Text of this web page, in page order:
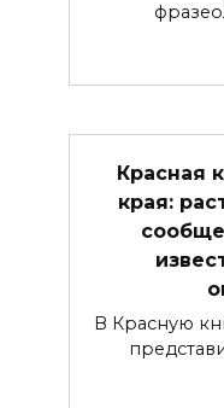
Красная
края:
В Красную